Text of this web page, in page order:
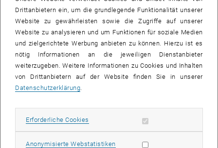
Projekt
Drittanbietern ein, um die grundlegende Funktionalität unserer
Website zu gewährleisten sowie die Zugriffe auf unserer
Website zu analysieren und um Funktionen für soziale Medien
und zielgerichtete Werbung anbieten zu können. Hierzu ist es
nötig Informationen an die jeweiligen Dienstanbieter
weiterzugeben. Weitere Informationen zu Cookies und Inhalten
von Drittanbietern auf der Website finden Sie in unserer
Datenschutzerklärung
Erforderliche Cookies Erforderliche Cookies zulassen
Anonymisierte WebstatistikenStatistik Cookies zulassen